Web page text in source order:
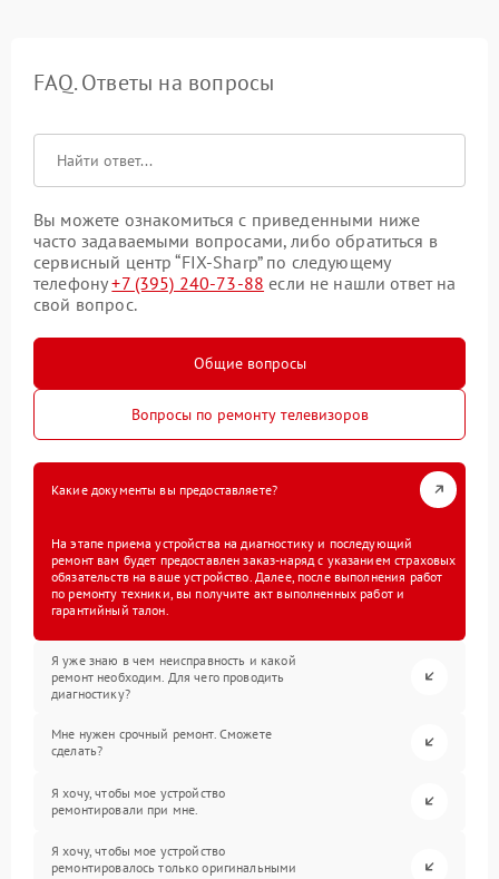
FAQ. Ответы на вопросы
Вы можете ознакомиться с приведенными ниже
часто задаваемыми вопросами, либо обратиться в
сервисный центр “FIX-Sharp” по следующему
телефону+7 (395) 240-73-88 если не нашли ответ на
свой вопрос.
Общие вопросы
Вопросы по ремонту телевизоров
Какие документы вы предоставляете?
На этапе приема устройства на диагностику и последующий
ремонт вам будет предоставлен заказ-наряд с указанием страховых
обязательств на ваше устройство. Далее, после выполнения работ
по ремонту техники, вы получите акт выполненных работ и
гарантийный талон.
Я уже знаю в чем неисправность и какой
ремонт необходим. Для чего проводить
диагностику?
Мне нужен срочный ремонт. Сможете
сделать?
Я хочу, чтобы мое устройство
ремонтировали при мне.
Я хочу, чтобы мое устройство
ремонтировалось только оригинальными